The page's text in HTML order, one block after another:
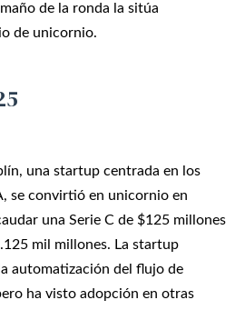
de la ronda la sitúa
de unicornio.
una startup centrada en los
se convirtió en unicornio en
una Serie C de $125 millones
mil millones. La startup
automatización del flujo de
ha visto adopción en otras